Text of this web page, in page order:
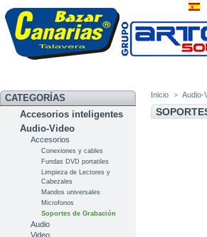
CATEGORÍAS
Accesorios inteligentes
Audio-Video
Accesorios
Conexiones y cables
Fundas DVD portatiles
Limpieza de Lectores y
Cabezales
Mandos universales
Microfonos
Soportes de Grabación
Audio
Video
Inicio > Audio-